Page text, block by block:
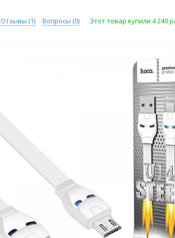
Отзывы (1) Вопросы (0) Этот товар купили 4 240